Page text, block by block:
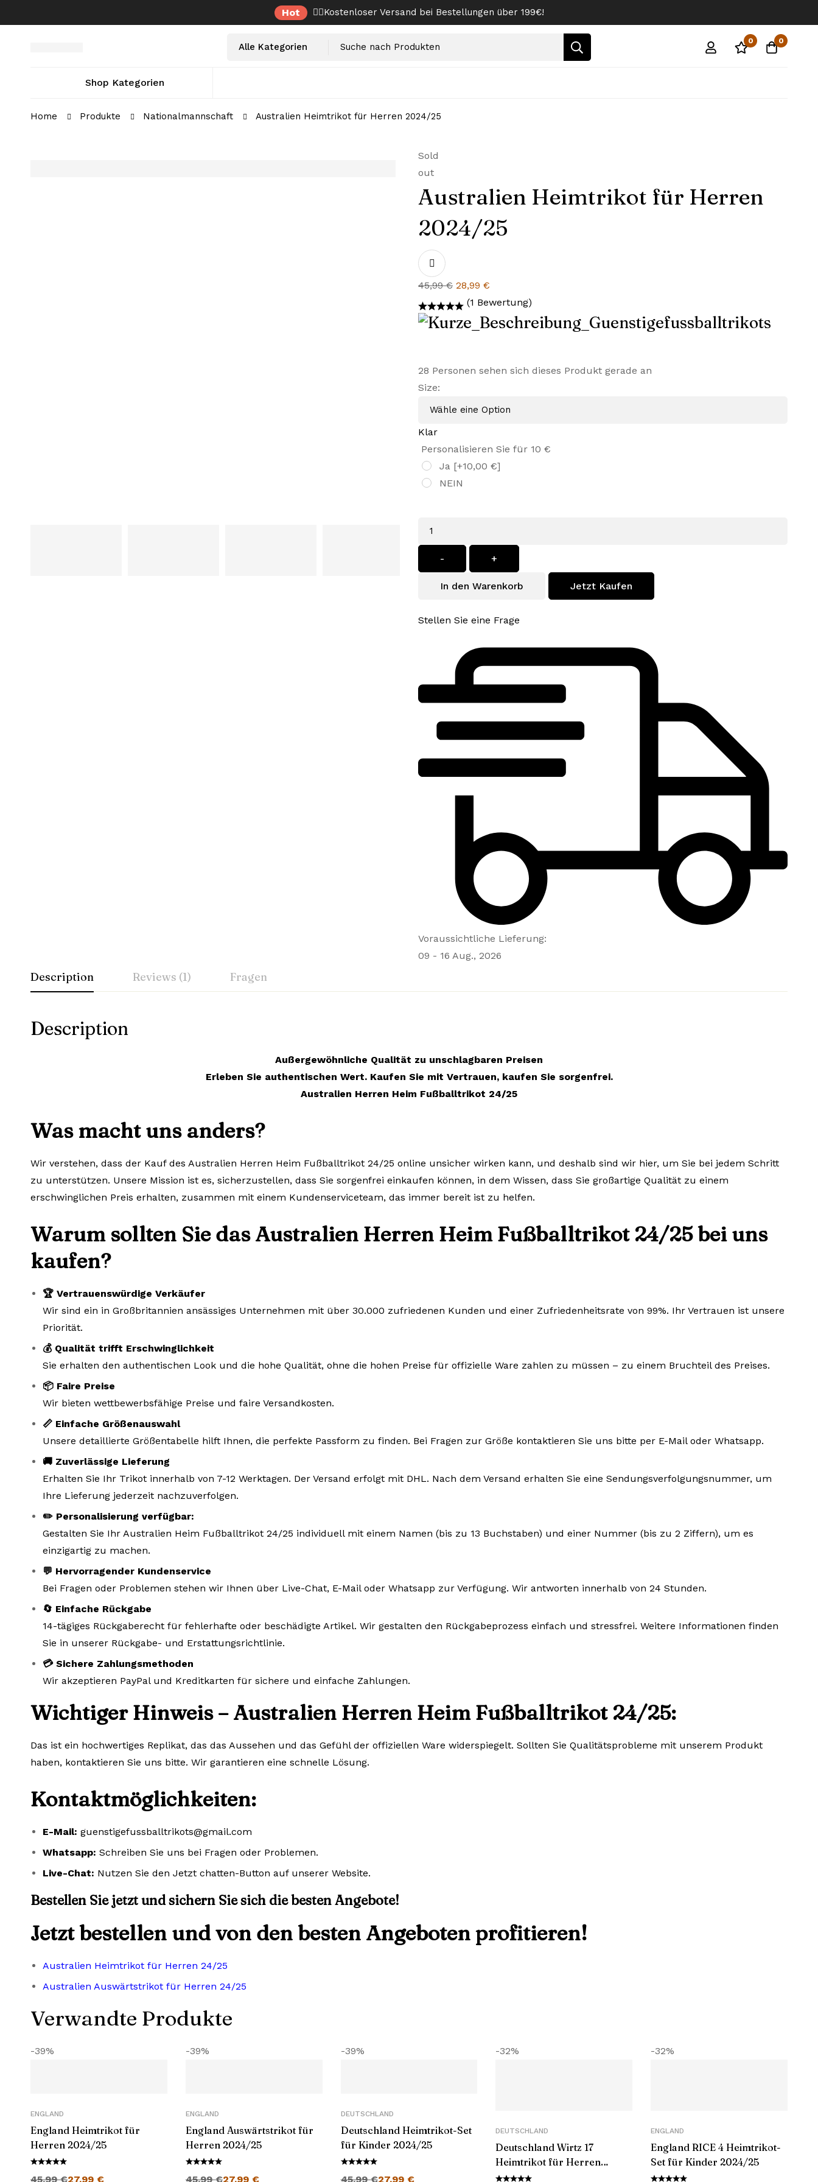
Hot ✌🏼Kostenloser Versand bei Bestellungen über 199€!
Select
Suche
0 0
Shop Kategorien
Home Produkte Nationalmannschaft Australien Heimtrikot für Herren 2024/25
Sold
out
Australien Heimtrikot für Herren
2024/25
45,99€ Ursprünglicher
Preis
war:
28,99 €
Preis
ist:
(1 Bewertung)
28 Personen sehen sich dieses Produkt gerade an
Size:
Klar
Personalisieren Sie für 10 €
Ja [+10,00 €]
NEIN
Menge
- +
In den Warenkorb Jetzt Kaufen
Stellen Sie eine Frage
Voraussichtliche Lieferung:
09 - 16 Aug., 2026
Description Reviews (1) Fragen
Description
Außergewöhnliche Qualität zu unschlagbaren Preisen
Erleben Sie authentischen Wert. Kaufen Sie mit Vertrauen, kaufen Sie sorgenfrei.
Australien Herren Heim Fußballtrikot 24/25
Was macht uns anders?
Wir verstehen, dass der Kauf des Australien Herren Heim Fußballtrikot 24/25 online unsicher wirken kann, und deshalb sind wir hier, um Sie bei jedem Schritt
zu unterstützen. Unsere Mission ist es, sicherzustellen, dass Sie sorgenfrei einkaufen können, in dem Wissen, dass Sie großartige Qualität zu einem
erschwinglichen Preis erhalten, zusammen mit einem Kundenserviceteam, das immer bereit ist zu helfen.
Warum sollten Sie das Australien Herren Heim Fußballtrikot 24/25 bei uns
kaufen?
🏆 Vertrauenswürdige Verkäufer
Wir sind ein in Großbritannien ansässiges Unternehmen mit über 30.000 zufriedenen Kunden und einer Zufriedenheitsrate von 99%. Ihr Vertrauen ist unsere
Priorität.
💰 Qualität trifft Erschwinglichkeit
Sie erhalten den authentischen Look und die hohe Qualität, ohne die hohen Preise für offizielle Ware zahlen zu müssen – zu einem Bruchteil des Preises.
📦 Faire Preise
Wir bieten wettbewerbsfähige Preise und faire Versandkosten.
📏 Einfache Größenauswahl
Unsere detaillierte Größentabelle hilft Ihnen, die perfekte Passform zu finden. Bei Fragen zur Größe kontaktieren Sie uns bitte per E-Mail oder Whatsapp.
🚚 Zuverlässige Lieferung
Erhalten Sie Ihr Trikot innerhalb von 7-12 Werktagen. Der Versand erfolgt mit DHL. Nach dem Versand erhalten Sie eine Sendungsverfolgungsnummer, um
Ihre Lieferung jederzeit nachzuverfolgen.
✏️ Personalisierung verfügbar:
Gestalten Sie Ihr Australien Heim Fußballtrikot 24/25 individuell mit einem Namen (bis zu 13 Buchstaben) und einer Nummer (bis zu 2 Ziffern), um es
einzigartig zu machen.
💬 Hervorragender Kundenservice
Bei Fragen oder Problemen stehen wir Ihnen über Live-Chat, E-Mail oder Whatsapp zur Verfügung. Wir antworten innerhalb von 24 Stunden.
🔄 Einfache Rückgabe
14-tägiges Rückgaberecht für fehlerhafte oder beschädigte Artikel. Wir gestalten den Rückgabeprozess einfach und stressfrei. Weitere Informationen finden
Sie in unserer Rückgabe- und Erstattungsrichtlinie.
💳 Sichere Zahlungsmethoden
Wir akzeptieren PayPal und Kreditkarten für sichere und einfache Zahlungen.
Wichtiger Hinweis – Australien Herren Heim Fußballtrikot 24/25:
Das ist ein hochwertiges Replikat, das das Aussehen und das Gefühl der offiziellen Ware widerspiegelt. Sollten Sie Qualitätsprobleme mit unserem Produkt
haben, kontaktieren Sie uns bitte. Wir garantieren eine schnelle Lösung.
Kontaktmöglichkeiten:
E-Mail: guenstigefussballtrikots@gmail.com
Whatsapp: Schreiben Sie uns bei Fragen oder Problemen.
Live-Chat: Nutzen Sie den Jetzt chatten-Button auf unserer Website.
Bestellen Sie jetzt und sichern Sie sich die besten Angebote!
Jetzt bestellen und von den besten Angeboten profitieren!
Australien Heimtrikot für Herren 24/25
Australien Auswärtstrikot für Herren 24/25
Verwandte Produkte
-39%
ENGLAND
England Heimtrikot für
Herren 2024/25
45,99€27,99 €
-39%
ENGLAND
England Auswärtstrikot für
Herren 2024/25
45,99€27,99 €
-39%
DEUTSCHLAND
Deutschland Heimtrikot-Set
für Kinder 2024/25
45,99€27,99 €
-32%
DEUTSCHLAND
Deutschland Wirtz 17
Heimtrikot für Herren
2024/25
-32%
ENGLAND
England RICE 4 Heimtrikot-
Set für Kinder 2024/25